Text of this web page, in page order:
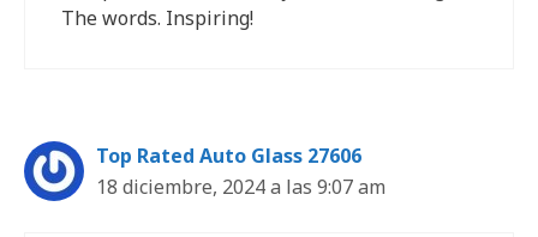
The words. Inspiring!
Top Rated Auto Glass 27606
18 diciembre, 2024 a las 9:07 am